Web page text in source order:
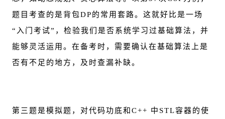
题目考查的是背包DP的常用套路。这就好比是一场
“入门考试”，检验我们是否系统学习过基础算法，并
能够灵活运用。在备考时，需要确认在基础算法上是
否有不足的地方，及时查漏补缺。
第三题是模拟题，对代码功底和C++ 中STL容器的使